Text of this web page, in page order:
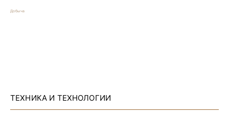
Добыча
ТЕХНИКА И ТЕХНОЛОГИИ